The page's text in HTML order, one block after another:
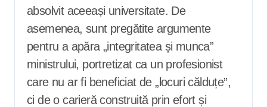
absolvit aceeași universitate. De
asemenea, sunt pregătite argumente
pentru a apăra „integritatea și munca”
ministrului, portretizat ca un profesionist
care nu ar fi beneficiat de „locuri călduțe”,
ci de o carieră construită prin efort și